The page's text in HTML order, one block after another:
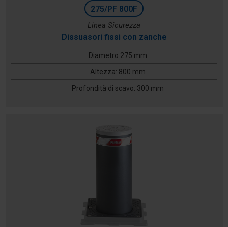
275/PF 800F
Linea Sicurezza
Dissuasori fissi con zanche
Diametro 275 mm
Altezza: 800 mm
Profondità di scavo: 300 mm